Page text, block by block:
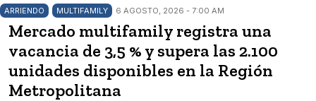
ARRIENDO
MULTIFAMILY 6 AGOSTO, 2026 - 7:00 AM
Mercado multifamily registra una
vacancia de 3,5 % y supera las 2.100
unidades disponibles en la Región
Metropolitana